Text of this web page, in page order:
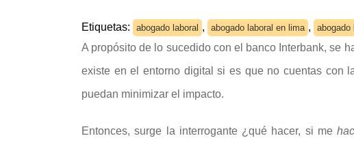
Etiquetas: abogado laboral , abogado laboral en lima , abogado
A propósito de lo sucedido con el banco Interbank, se
existe en el entorno digital si es que no cuentas con
puedan minimizar el impacto.
Entonces, surge la interrogante ¿qué hacer, si me